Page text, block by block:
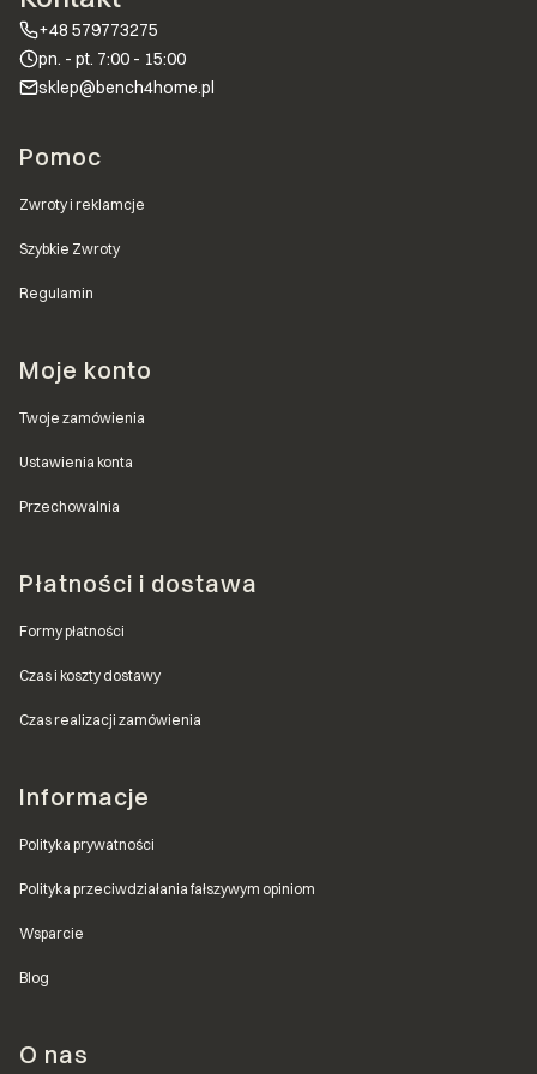
+48 579773275
pn. - pt. 7:00 - 15:00
sklep@bench4home.pl
Linki w stopce
Pomoc
Zwroty i reklamcje
Szybkie Zwroty
Regulamin
Moje konto
Twoje zamówienia
Ustawienia konta
Przechowalnia
Płatności i dostawa
Formy płatności
Czas i koszty dostawy
Czas realizacji zamówienia
Informacje
Polityka prywatności
Polityka przeciwdziałania fałszywym opiniom
Wsparcie
Blog
O nas